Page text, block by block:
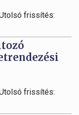
frissítés:
frissítés: